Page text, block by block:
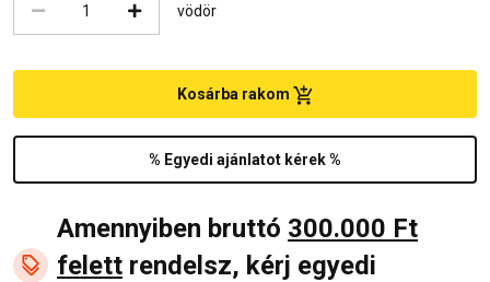
vödör
% Egyedi ajánlatot kérek %
Kosárba rakom
Amennyiben bruttó 300.000 Ft
felett rendelsz, kérj egyedi